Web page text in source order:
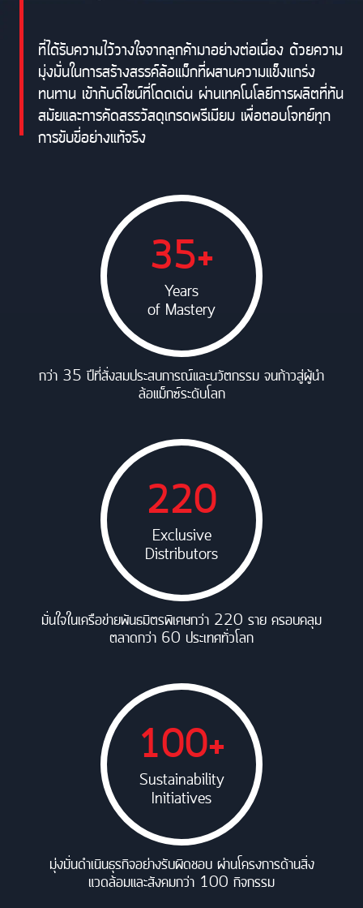
ที่ได้รับความไว้วางใจจากลูกค้ามาอย่างต่อเนื่อง ด้วยความ
มุ่งมั่นในการสร้างสรรค์ล้อแม็กที่ผสานความแข็งแกร่ง
ทนทาน เข้ากับดีไซน์ที่โดดเด่น ผ่านเทคโนโลยีการผลิตที่ทัน
สมัยและการคัดสรรวัสดุเกรดพรีเมียม เพื่อตอบโจทย์ทุก
การขับขี่อย่างแท้จริง
35+
Years
of Mastery
กว่า 35 ปีที่สั่งสมประสบการณ์และนวัตกรรม จนก้าวสู่ผู้นำ
ล้อแม็กซ์ระดับโลก
220
Exclusive
Distributors
มั่นใจในเครือข่ายพันธมิตรพิเศษกว่า 220 ราย ครอบคลุม
ตลาดกว่า 60 ประเทศทั่วโลก
100+
Sustainability
Initiatives
มุ่งมั่นดำเนินธุรกิจอย่างรับผิดชอบ ผ่านโครงการด้านสิ่ง
แวดล้อมและสังคมกว่า 100 กิจกรรม